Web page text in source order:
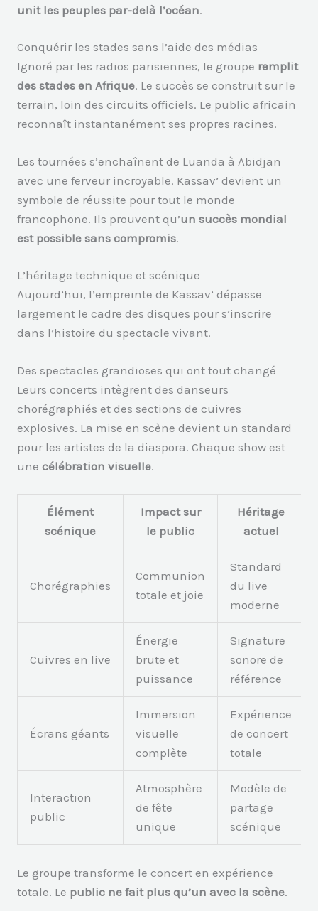
unit les peuples par-delà l’océan.
Conquérir les stades sans l’aide des médias
Ignoré par les radios parisiennes, le groupe remplit
des stades en Afrique. Le succès se construit sur le
terrain, loin des circuits officiels. Le public africain
reconnaît instantanément ses propres racines.
Les tournées s’enchaînent de Luanda à Abidjan
avec une ferveur incroyable. Kassav’ devient un
symbole de réussite pour tout le monde
francophone. Ils prouvent qu’un succès mondial
est possible sans compromis.
L’héritage technique et scénique
Aujourd’hui, l’empreinte de Kassav’ dépasse
largement le cadre des disques pour s’inscrire
dans l’histoire du spectacle vivant.
Des spectacles grandioses qui ont tout changé
Leurs concerts intègrent des danseurs
chorégraphiés et des sections de cuivres
explosives. La mise en scène devient un standard
pour les artistes de la diaspora. Chaque show est
unecélébration visuelle.
Élément
scénique
Impact sur
le public
Héritage
actuel
Chorégraphies
Communion
totale et joie
Standard
du live
moderne
Cuivres en live
Énergie
brute et
puissance
Signature
sonore de
référence
Écrans géants
Immersion
visuelle
complète
Expérience
de concert
totale
Interaction
public
Atmosphère
de fête
unique
Modèle de
partage
scénique
Le groupe transforme le concert en expérience
totale. Le public ne fait plus qu’un avec la scène.